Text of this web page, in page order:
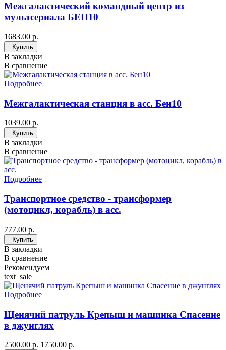
Межгалактический командный центр из
мультсериала БЕН10
1683.00 р.
Купить
В закладки
В сравнение
Подробнее
Межгалактическая станция в асс. Бен10
1039.00 р.
Купить
В закладки
В сравнение
Подробнее
Транспортное средство - трансформер
(мотоцикл, корабль) в асс.
777.00 р.
Купить
В закладки
В сравнение
Рекомендуем
text_sale
Подробнее
Щенячий патруль Крепыш и машинка Спасение
в джунглях
2500.00 р. 1750.00 р.